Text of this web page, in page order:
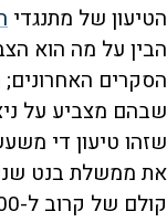
הטיעון של מתנגדי
הבין על מה הוא
הסקרים
שבהם מצביע על
שזהו טיעון די
את ממשלת בנט
קולם של קרוב ל-200,000 מצביעים.